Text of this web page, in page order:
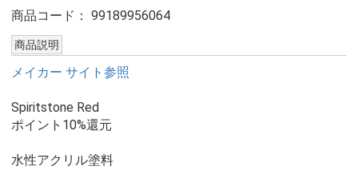
商品コード： 99189956064
商品説明
メイカー サイト参照
Spiritstone Red
ポイント10%還元
水性アクリル塗料